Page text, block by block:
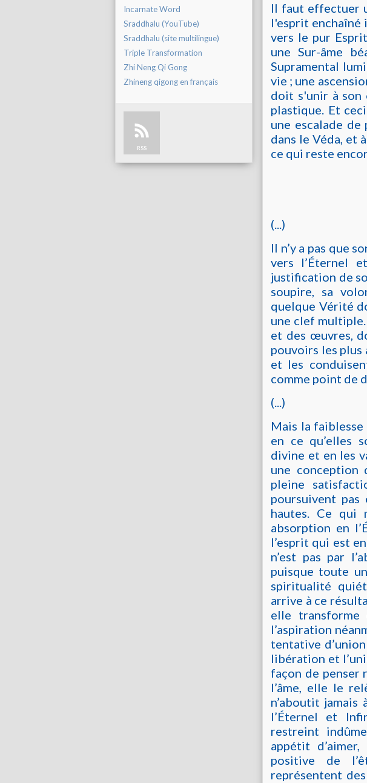
Incarnate Word
Sraddhalu (YouTube)
Sraddhalu (site multilingue)
Triple Transformation
Zhi Neng Qi Gong
Zhineng qigong en français
RSS
Il faut effectuer
l'esprit enchaîné
vers le pur
une Sur-âme
Supramental
vie ; une
doit s'unir à son
plastique. Et
une escalade
dans le Véda, et
ce qui reste
(...)
Il n’y a pas que
vers l’Éternel
justification de
soupire, sa
quelque Vérité
une clef multiple.
et des œuvres,
pouvoirs les
et les
comme point de
(...)
Mais la
en ce qu’elles
divine et en les
une conception
pleine
poursuivent
hautes. Ce qui
absorption en
l’esprit qui est
n’est pas par
puisque toute
spiritualité
arrive à ce
elle transforme
l’aspiration
tentative
libération et
façon de penser
l’âme, elle le
n’aboutit
l’Éternel et
restreint
appétit
positive de
représentent